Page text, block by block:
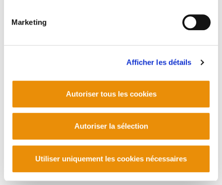
Marketing
Afficher les détails
Autoriser tous les cookies
Autoriser la sélection
Utiliser uniquement les cookies nécessaires